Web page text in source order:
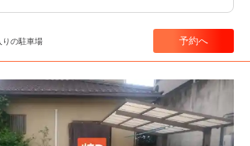
りの駐車場 予約へ